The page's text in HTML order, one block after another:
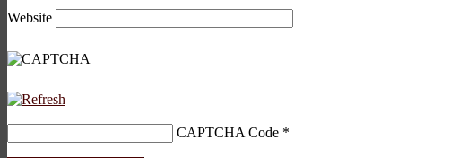
Website
CAPTCHA Code *